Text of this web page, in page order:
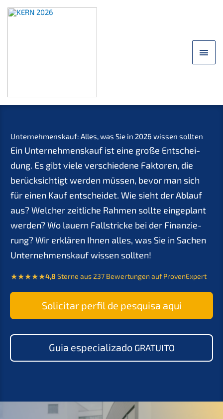
para
Unter­nehmens­kauf: Alles, was Sie in 2026 wissen sollten
Ein Unter­nehmens­kauf ist eine große Entschei­
dung. Es gibt viele verschie­de­ne Fakto­ren, die
berück­sich­tigt werden müssen, bevor man sich
für einen Kauf entschei­det. Wie sieht der Ablauf
aus? Welcher zeitli­che Rahmen sollte einge­plant
werden? Wo lauern Fallstri­cke bei der Finan­zie­
rung? Wir erklä­ren Ihnen alles, was Sie in Sachen
Unter­nehmens­kauf wissen sollten!
4,8 Sterne aus 237 Bewer­tun­gen auf ProvenExpert
Solici­tar perfil de pesqui­sa aqui
Guia especia­liz­ado GRATUITO